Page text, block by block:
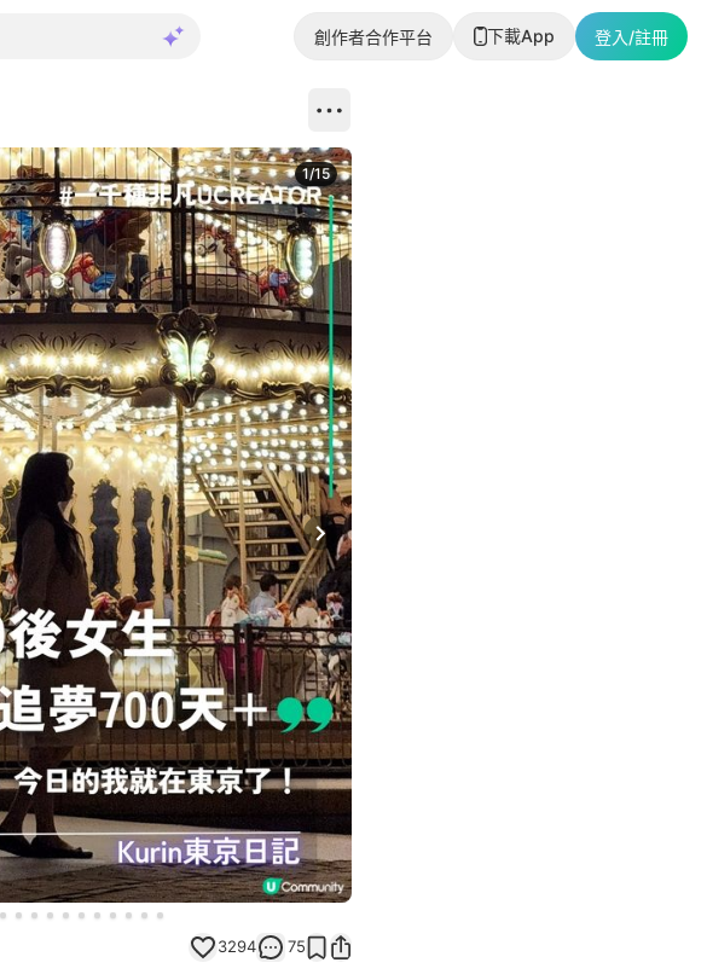
創作者合作平台 下載App 登入/註冊
Next slide
1/15
3294 75